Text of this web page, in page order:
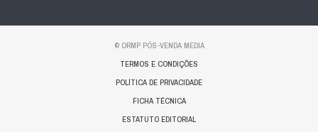
© ORMP PÓS-VENDA MEDIA
TERMOS E CONDIÇÕES
POLÍTICA DE PRIVACIDADE
FICHA TÉCNICA
ESTATUTO EDITORIAL